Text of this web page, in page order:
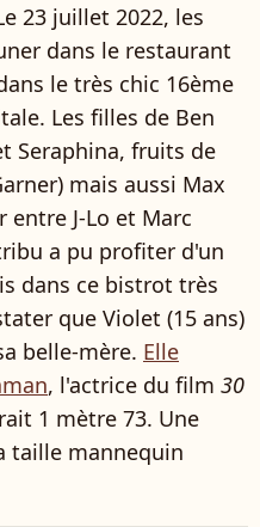
23 juillet 2022, les
dans le restaurant
le très chic 16ème
Les filles de Ben
Seraphina, fruits de
mais aussi Max
J-Lo et Marc
a pu profiter d'un
dans ce bistrot très
que Violet (15 ans)
belle-mère. Elle
, l'actrice du film 30
1 mètre 73. Une
taille mannequin